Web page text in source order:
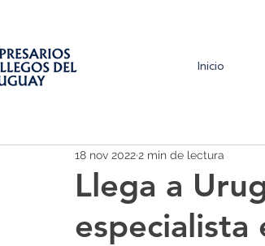
Inicio
Llega a
especialista
18 nov 2022 2 min de lectura